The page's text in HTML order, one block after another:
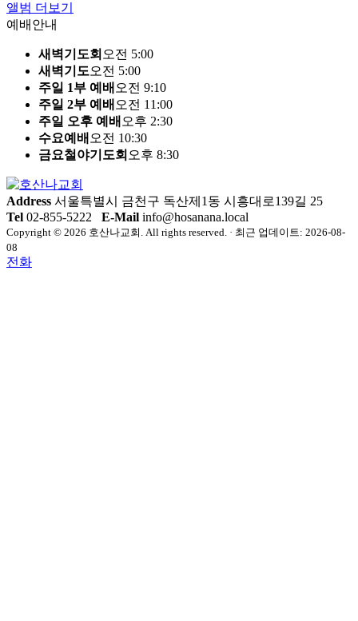
앨범 더보기
예배안내
새벽기도회 오전 5:00
새벽기도오전 5:00
주일 1부 예배 오전 9:10
주일 2부 예배 오전 11:00
주일 오후 예배 오후 2:30
수요예배 오전 10:30
금요철야기도회 오후 8:30
Address 서울특별시 금천구 독산제1동 시흥대로139길 25
Tel 02-855-5222 E-Mail info@hosanana.local
Copyright © 2026 호산나교회. All rights reserved. · 최근 업데이트: 2026-08-
08
전화